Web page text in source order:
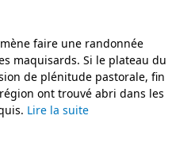
faire une randonnée
maquisards. Si le plateau du
de plénitude pastorale, fin
ont trouvé abri dans les
Lire la suite